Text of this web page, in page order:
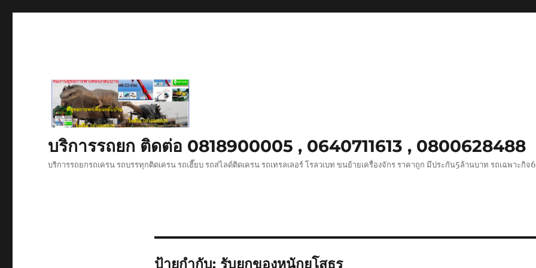
บริการรถยก ติดต่อ 0818900005 , 0640711613 , 0800628488
บริการรถยกรถเครน รถบรรทุกติดเครน รถเฮี๊ยบ รถสไลด์ติดเครน รถเทรลเลอร์ โรลวเบท ขนย้ายเครื่องจักร ราคาถูก มีประกัน5ล้านบาท รถเฉพาะกิจ
ป้ายกำกับ: รับยกของหนักยโสธร